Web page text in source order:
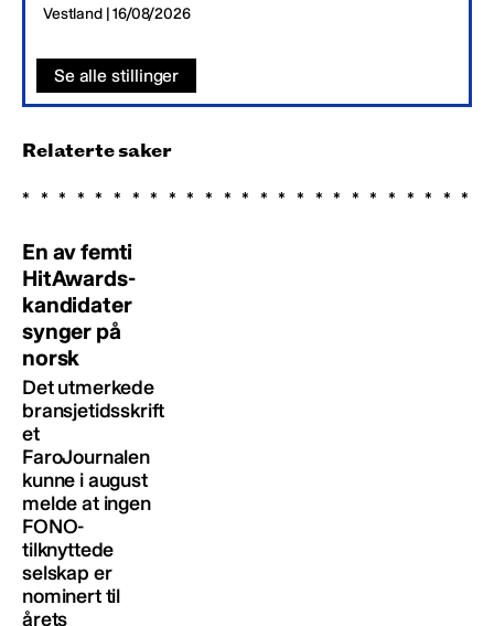
Vestland | 16/08/2026
Se alle stillinger
Relaterte saker
En av femti
HitAwards-
kandidater
synger på
norsk
Det utmerkede
bransjetidsskrift
et
FaroJournalen
kunne i august
melde at ingen
FONO-
tilknyttede
selskap er
nominert til
årets